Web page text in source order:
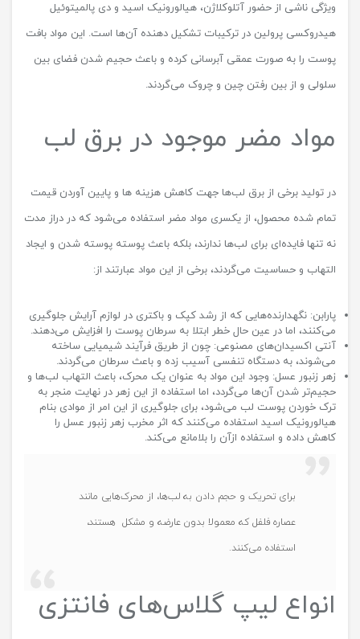
ویژگی ناشی از حضور آتلوکلاژن، هیالورونیک اسید و دی پالمیتوئیل
هیدروکسی پرولین در ترکیبات تشکیل دهنده آن‌ها است. این مواد بافت
پوست را به صورت عمقی آبرسانی کرده و باعث حجیم شدن فضای بین
سلولی و از بین رفتن چین و چروک می‌گردند.
مواد مضر موجود در برق لب
در تولید برخی از برق لب‌ها جهت کاهش هزینه ها و پایین آوردن قیمت
تمام شده محصول، از یکسری مواد مضر استفاده می‌شود که در دراز مدت
نه تنها فایده‌ای برای لب‌ها ندارند، بلکه باعث پوسته پوسته شدن و ایجاد
التهاب و حساسیت می‌گردند، برخی از این مواد عبارتند از:
پارابن: نگهدارنده‌هایی که از رشد کپک و باکتری در لوازم آرایش جلوگیری
می‌کنند، اما در عین حال خطر ابتلا به سرطان پوست را افزایش می‌دهند.
آنتی اکسیدان‌های مصنوعی: چون از طریق فرآیند شیمیایی ساخته
می‌شوند، به دستگاه تنفسی آسیب زده و باعث سرطان می‌گردند.
زهر زنبور عسل: وجود این مواد به عنوان یک محرک، باعث التهاب لب‌ها و
حجیم‌تر شدن آن‌ها می‌گردد، اما استفاده از این زهر در نهایت منجر به
ترک خوردن پوست لب می‌شود، برای جلوگیری از این امر از موادی بنام
هیالورونیک اسید استفاده می‌کنند که اثر مخرب زهر زنبور عسل را
کاهش داده و استفاده ازآن‌ را بلامانع می‌کند.
برای تحریک و حجم دادن به لب‌ها، از محرک‌هایی مانند
عصاره فلفل که معمولا بدون عارضه و مشکل هستند،
استفاده می‌کنند.
انواع لیپ گلاس‌های فانتزی